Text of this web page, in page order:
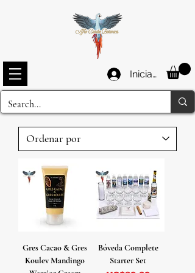
Iniciar sesión
Gres Cacao & Gres
Koulev Mandingo
Bóveda Complete
Starter Set